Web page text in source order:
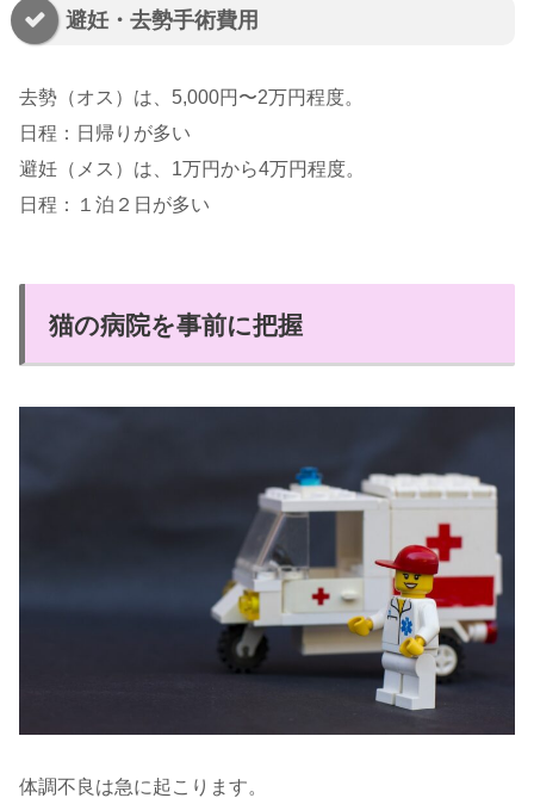
避妊・去勢手術費用
去勢（オス）は、5,000円〜2万円程度。
日程：日帰りが多い
避妊（メス）は、1万円から4万円程度。
日程：１泊２日が多い
猫の病院を事前に把握
体調不良は急に起こります。